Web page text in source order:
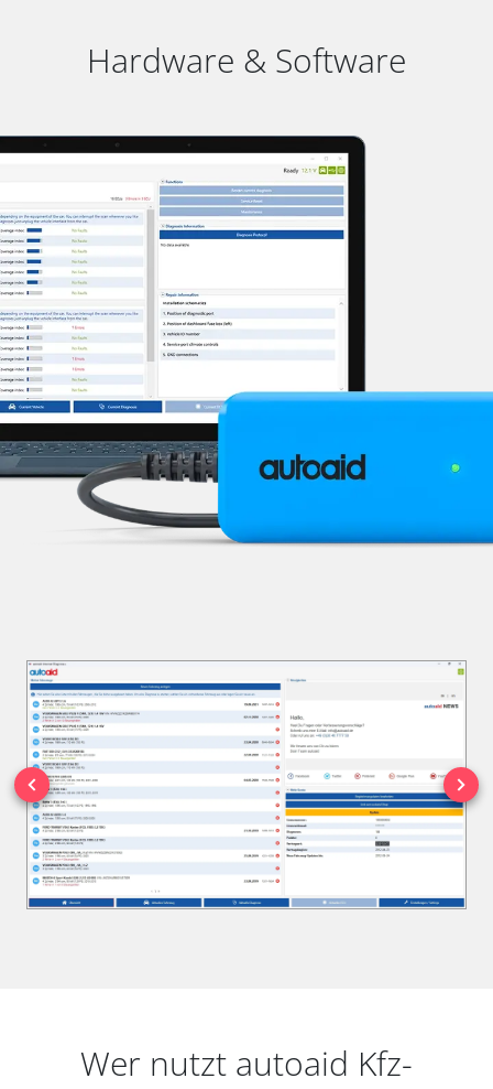
Hardware & Software
Wer nutzt autoaid Kfz-